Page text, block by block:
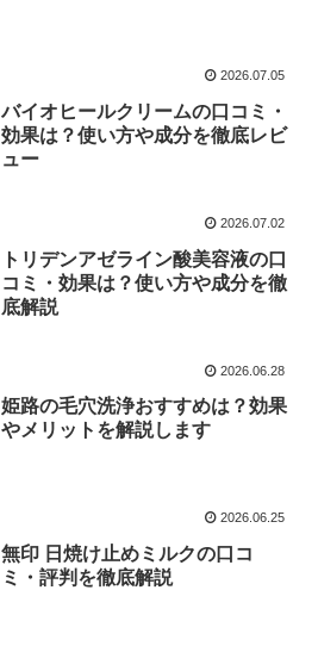
2026.07.05
バイオヒールクリームの口コミ・
効果は？使い方や成分を徹底レビ
ュー
2026.07.02
トリデンアゼライン酸美容液の口
コミ・効果は？使い方や成分を徹
底解説
2026.06.28
姫路の毛穴洗浄おすすめは？効果
やメリットを解説します
2026.06.25
無印 日焼け止めミルクの口コ
ミ・評判を徹底解説